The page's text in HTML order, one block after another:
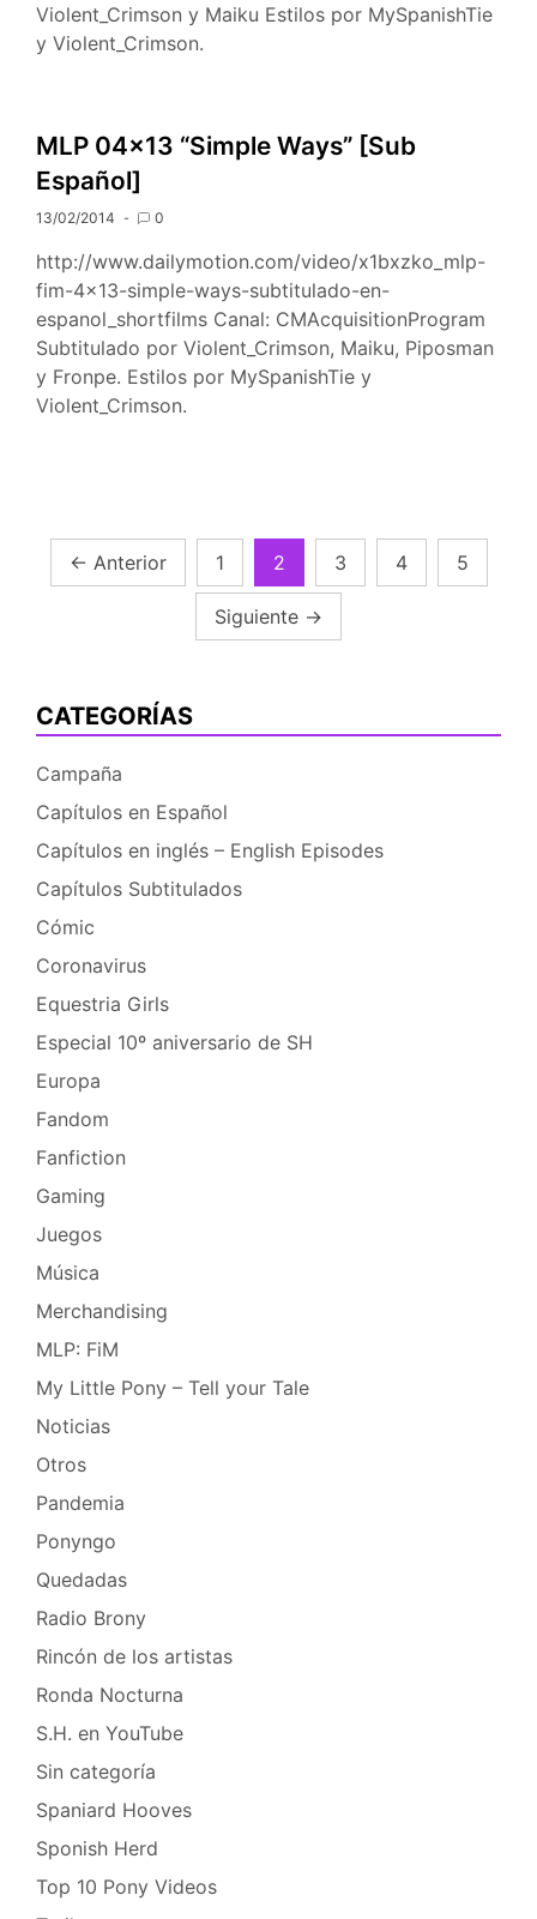
Violent_Crimson y Maiku Estilos por MySpanishTie
y Violent_Crimson.
MLP 04×13 “Simple Ways” [Sub
Español]
13/02/2014 0
http://www.dailymotion.com/video/x1bxzko_mlp-
fim-4×13-simple-ways-subtitulado-en-
espanol_shortfilms Canal: CMAcquisitionProgram
Subtitulado por Violent_Crimson, Maiku, Piposman
y Fronpe. Estilos por MySpanishTie y
Violent_Crimson.
Navegación
← Anterior 1 2 3 4 5
Siguiente →
CATEGORÍAS
Campaña
Capítulos en Español
Capítulos en inglés – English Episodes
Capítulos Subtitulados
Cómic
Coronavirus
Equestria Girls
Especial 10º aniversario de SH
Europa
Fandom
Fanfiction
Gaming
Juegos
Música
Merchandising
MLP: FiM
My Little Pony – Tell your Tale
Noticias
Otros
Pandemia
Ponyngo
Quedadas
Radio Brony
Rincón de los artistas
Ronda Nocturna
S.H. en YouTube
Sin categoría
Spaniard Hooves
Sponish Herd
Top 10 Pony Videos